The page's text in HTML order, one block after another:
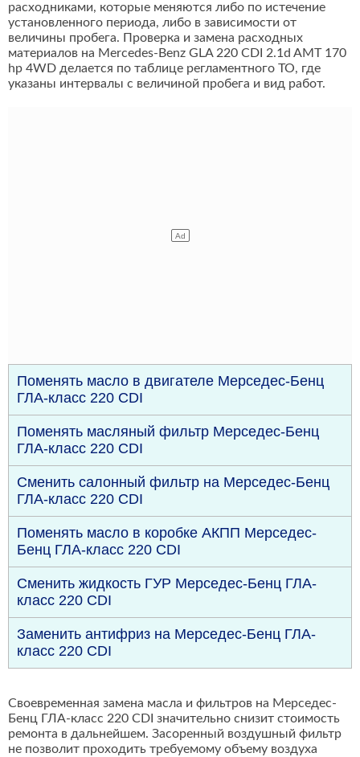
расходниками, которые меняются либо по истечение
установленного периода, либо в зависимости от
величины пробега. Проверка и замена расходных
материалов на Mercedes-Benz GLA 220 CDI 2.1d AMT 170
hp 4WD делается по таблице регламентного ТО, где
указаны интервалы с величиной пробега и вид работ.
Поменять масло в двигателе Мерседес-Бенц
ГЛА-класс 220 CDI
Поменять масляный фильтр Мерседес-Бенц
ГЛА-класс 220 CDI
Сменить салонный фильтр на Мерседес-Бенц
ГЛА-класс 220 CDI
Поменять масло в коробке АКПП Мерседес-
Бенц ГЛА-класс 220 CDI
Сменить жидкость ГУР Мерседес-Бенц ГЛА-
класс 220 CDI
Заменить антифриз на Мерседес-Бенц ГЛА-
класс 220 CDI
Своевременная замена масла и фильтров на Мерседес-
Бенц ГЛА-класс 220 CDI значительно снизит стоимость
ремонта в дальнейшем. Засоренный воздушный фильтр
не позволит проходить требуемому объему воздуха